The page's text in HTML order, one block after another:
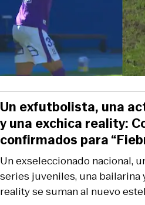
Un exseleccionado nacional,
series juveniles, una bailarina
reality se suman al nuevo
Un exfutbolista, una
y una exchica reality:
confirmados para